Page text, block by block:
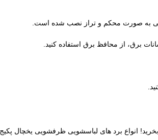
به صورت محکم و تراز نصب شده است.
برق، از محافظ برق استفاده کنید.
انواع برد های لباسشویی ظرفشویی یخچال